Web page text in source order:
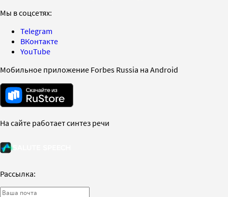
Мы в соцсетях:
Telegram
ВКонтакте
YouTube
Мобильное приложение Forbes Russia на Android
На сайте работает синтез речи
Рассылка: